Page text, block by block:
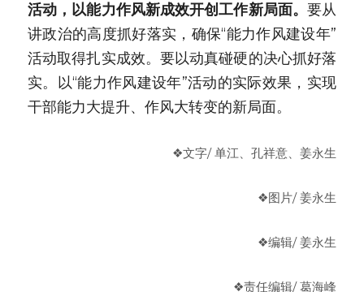
活动，以能力作风新成效开创工作新局面。 要从
讲政治的高度抓好落实，确保“能力作风建设年”
活动取得扎实成效。要以动真碰硬的决心抓好落
实。以“能力作风建设年”活动的实际效果，实现
干部能力大提升、作风大转变的新局面。
❖文字/ 单江、孔祥意、姜永生
❖图片/ 姜永生
❖编辑/ 姜永生
❖责任编辑/ 葛海峰